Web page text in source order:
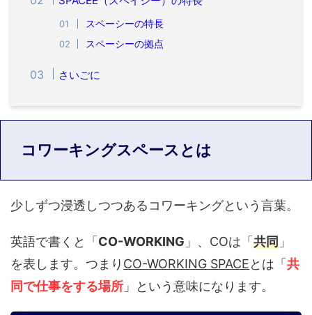
スペーシーの特長
スペーシーの拠点
さいごに
コワーキングスペースとは
少しずつ浸透しつつあるコワーキングという言葉。
英語で書くと「 CO-WORKING 」、COは「 共同 」
を表します。つまり CO-WORKING SPACEとは「 共
同で仕事をする場所 」という意味になります。